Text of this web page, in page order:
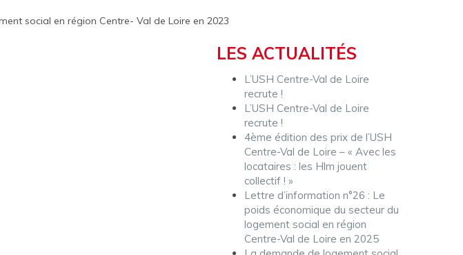
LES ACTUALITÉS
L’USH Centre-Val de Loire
recrute !
L’USH Centre-Val de Loire
recrute !
4ème édition des prix de l’USH
Centre-Val de Loire – « Avec les
locataires : les Hlm jouent
collectif ! »
Lettre d’information n°26 : Le
poids économique du secteur du
logement social en région
Centre-Val de Loire en 2025
social en région Centre- Val de Loire en 2023